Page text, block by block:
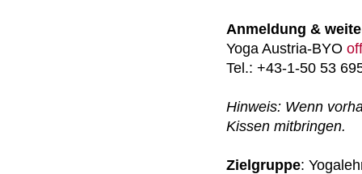
Anmeldung &
Yoga Austria-BYO
Tel.: +43-1-50 53
Hinweis: Wenn
Kissen mitbringen.
Zielgruppe: